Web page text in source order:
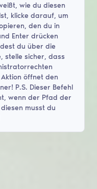
wie du diesen
klicke darauf, um
den du in
Enter drücken
du über die
stelle sicher, dass
öffnet den
P.S. Dieser Befehl
wenn der Pfad der
musst du